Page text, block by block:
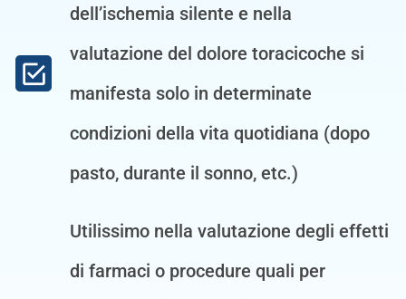
dell’ischemia silente e nella
valutazione del dolore toracicoche si
manifesta solo in determinate
condizioni della vita quotidiana (dopo
pasto, durante il sonno, etc.)
Utilissimo nella valutazione degli effetti
di farmaci o procedure quali per